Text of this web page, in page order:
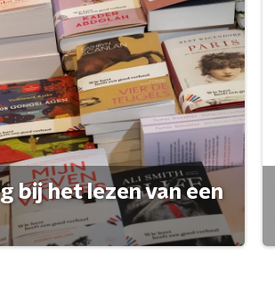
bij het lezen van een